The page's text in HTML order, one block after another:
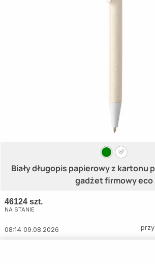
Biały długopis papierowy z kartonu
gadżet firmowy eco
46124 szt.
NA STANIE
08:14 09.08.2026